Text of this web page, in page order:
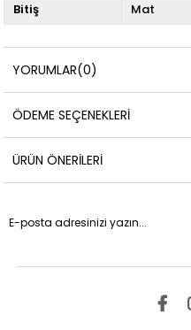
Bitiş
Mat
YORUMLAR(0)
ÖDEME SEÇENEKLERI
ÜRÜN ÖNERILERI